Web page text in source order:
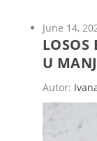
June 14,
LOSOS
U
Autor: